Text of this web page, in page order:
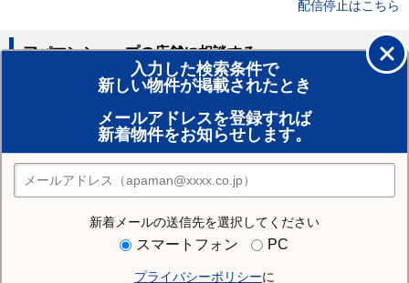
配信停止はこちら
入力した検索条件で
新しい物件が掲載されたとき
メールアドレスを登録すれば
新着物件をお知らせします。
新着メールの送信先を選択してください
スマートフォン PC
プライバシーポリシーに
アパマンショップの店舗に相談する
賃貸のプロがお部屋探し！
おまかせ物件リクエスト
住みたい街の店舗を探す
店舗検索
住む街研究所で芦別市の情報を見る